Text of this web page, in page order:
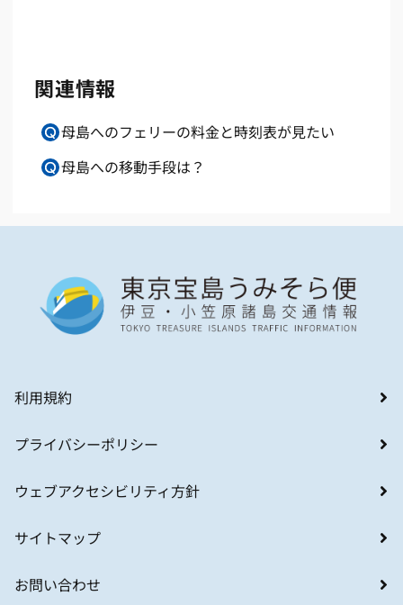
関連情報
母島へのフェリーの料金と時刻表が見たい
母島への移動手段は？
利用規約
プライバシーポリシー
ウェブアクセシビリティ方針
サイトマップ
お問い合わせ